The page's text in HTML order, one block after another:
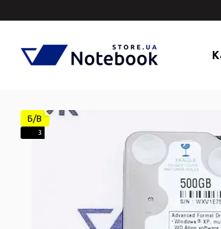
Б/В
3